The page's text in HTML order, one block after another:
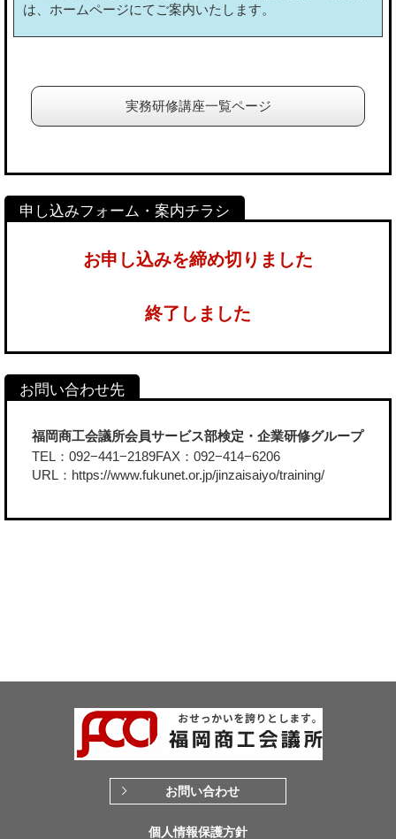
は、ホームページにてご案内いたします。
実務研修講座一覧ページ
お申し込みを締め切りました
終了しました
福岡商工会議所会員サービス部検定・企業研修グループ
TEL：092−441−2189FAX：092−414−6206
URL： https://www.fukunet.or.jp/jinzaisaiyo/training/
お問い合わせ
個人情報保護方針